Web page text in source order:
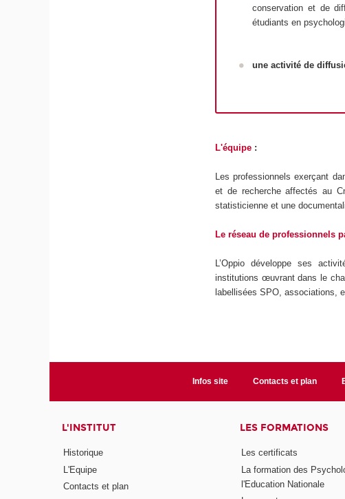
conservation et de
étudiants en
une activité de
L'équipe :
Les professionnels exerçant
et de recherche affectés au
statisticienne et une
Le réseau de professionnels
L’Oppio développe ses
institutions œuvrant dans le
labellisées SPO, associations,
Infos site Contacts et plan
L'INSTITUT
Historique
L'Equipe
Contacts et plan
LES FORMATIONS
Les certificats
La formation des
l'Education Nationale